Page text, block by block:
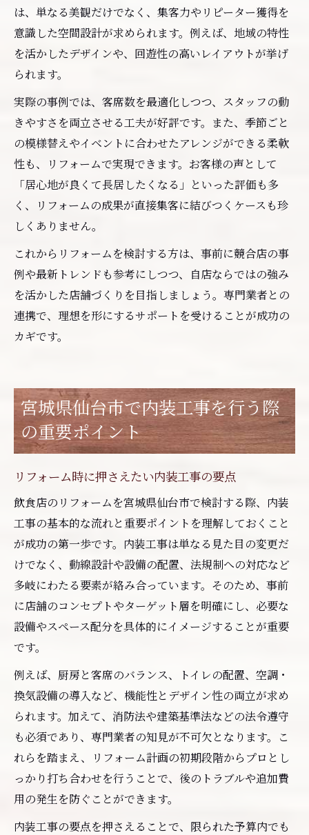
は、単なる美観だけでなく、集客力やリピーター獲得を
意識した空間設計が求められます。例えば、地域の特性
を活かしたデザインや、回遊性の高いレイアウトが挙げ
られます。
実際の事例では、客席数を最適化しつつ、スタッフの動
きやすさを両立させる工夫が好評です。また、季節ごと
の模様替えやイベントに合わせたアレンジができる柔軟
性も、リフォームで実現できます。お客様の声として
「居心地が良くて長居したくなる」といった評価も多
く、リフォームの成果が直接集客に結びつくケースも珍
しくありません。
これからリフォームを検討する方は、事前に競合店の事
例や最新トレンドも参考にしつつ、自店ならではの強み
を活かした店舗づくりを目指しましょう。専門業者との
連携で、理想を形にするサポートを受けることが成功の
カギです。
宮城県仙台市で内装工事を行う際
の重要ポイント
リフォーム時に押さえたい内装工事の要点
飲食店のリフォームを宮城県仙台市で検討する際、内装
工事の基本的な流れと重要ポイントを理解しておくこと
が成功の第一歩です。内装工事は単なる見た目の変更だ
けでなく、動線設計や設備の配置、法規制への対応など
多岐にわたる要素が絡み合っています。そのため、事前
に店舗のコンセプトやターゲット層を明確にし、必要な
設備やスペース配分を具体的にイメージすることが重要
です。
例えば、厨房と客席のバランス、トイレの配置、空調・
換気設備の導入など、機能性とデザイン性の両立が求め
られます。加えて、消防法や建築基準法などの法令遵守
も必須であり、専門業者の知見が不可欠となります。こ
れらを踏まえ、リフォーム計画の初期段階からプロとし
っかり打ち合わせを行うことで、後のトラブルや追加費
用の発生を防ぐことができます。
内装工事の要点を押さえることで、限られた予算内でも